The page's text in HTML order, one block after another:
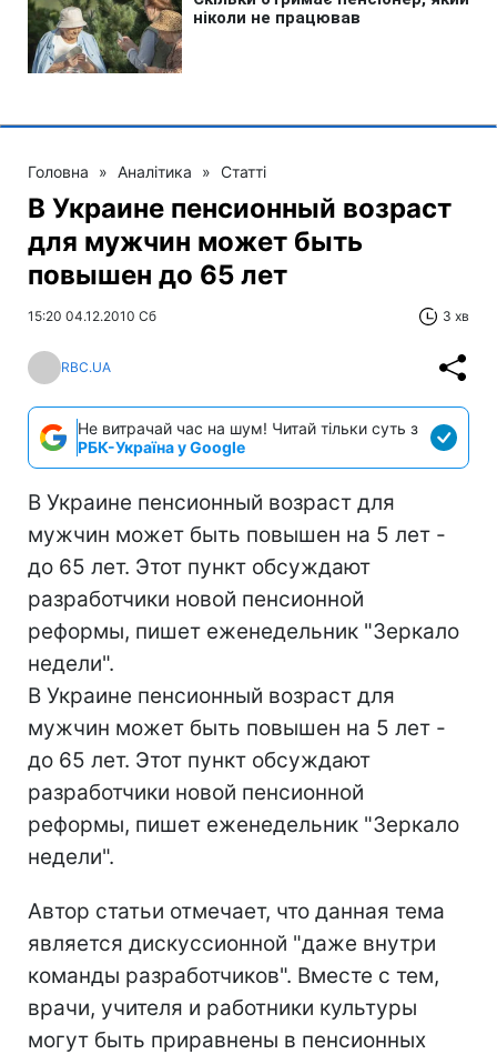
Головна » Аналітика » Статті
В Украине пенсионный возраст
для мужчин может быть
повышен до 65 лет
15:20 04.12.2010 Сб 3 хв
RBC.UA
Не витрачай час на шум! Читай тільки суть з
РБК-Україна у Google
В Украине пенсионный возраст для
мужчин может быть повышен на 5 лет -
до 65 лет. Этот пункт обсуждают
разработчики новой пенсионной
реформы, пишет еженедельник "Зеркало
недели".
В Украине пенсионный возраст для
мужчин может быть повышен на 5 лет -
до 65 лет. Этот пункт обсуждают
разработчики новой пенсионной
реформы, пишет еженедельник "Зеркало
недели".
Автор статьи отмечает, что данная тема
является дискуссионной "даже внутри
команды разработчиков". Вместе с тем,
врачи, учителя и работники культуры
могут быть приравнены в пенсионных